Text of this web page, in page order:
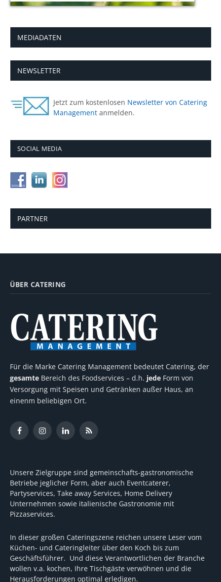
MEDIADATEN
NEWSLETTER
Jetzt zum kostenlosen Newsletter von Catering
Management anmelden.
SOCIAL MEDIA
PARTNER
ÜBER CATERING
Für die Marke Catering Management bedeutet Catering, der
gesamte Bereich des Foodservices – d.h. jede Form von
Versorgung mit Speisen und Getränken außer Haus, an
einenm beliebigen Ort.
FacebookInstagramLinkedInRSS
Unsere Zielgruppe sind gemeinschafts-gastronomische
Betriebe jeglicher Form, aber auch Eventcaterer,
Partyservices, Take away Services, Home Delivery
Unternehmen sowie italienische Gastronomie mit
Pizzaservices.
In dieser großen Cateringszene reichen unsere Leser vom
Küchen- und Cateringleiter über den Koch bis zum
Geschäftsführer. Und diese Verantwortlichen der Branche
wollen v.a. kochen, Ihre Tischgäste verwöhnen und die
Herausforderungen optimal erledigen.